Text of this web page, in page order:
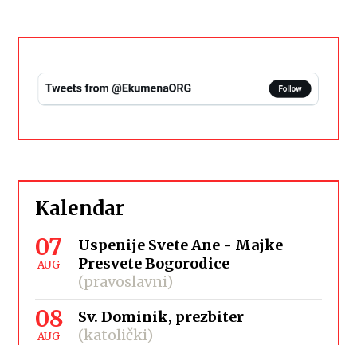
Kalendar
07
AUG
Uspenije Svete Ane - Majke
Presvete Bogorodice
(pravoslavni)
08
AUG
Sv. Dominik, prezbiter
(katolički)